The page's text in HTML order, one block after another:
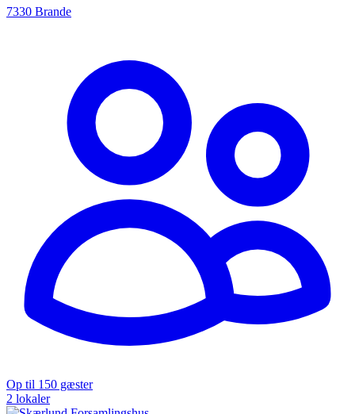
7330 Brande
Op til 150 gæster
2 lokaler